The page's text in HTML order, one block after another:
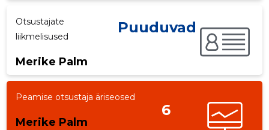
Otsustajate
liikmelisused
Merike Palm
Puuduvad
Peamise otsustaja äriseosed
Merike Palm
6